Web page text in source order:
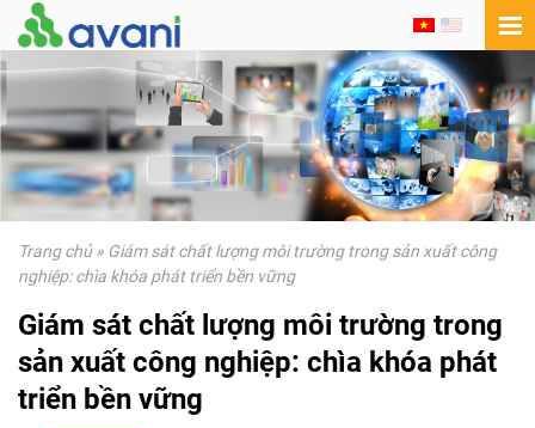
Trang chủ» Giám sát chất lượng môi trường trong sản xuất công
nghiệp: chìa khóa phát triển bền vững
Giám sát chất lượng môi trường trong
sản xuất công nghiệp: chìa khóa phát
triển bền vững